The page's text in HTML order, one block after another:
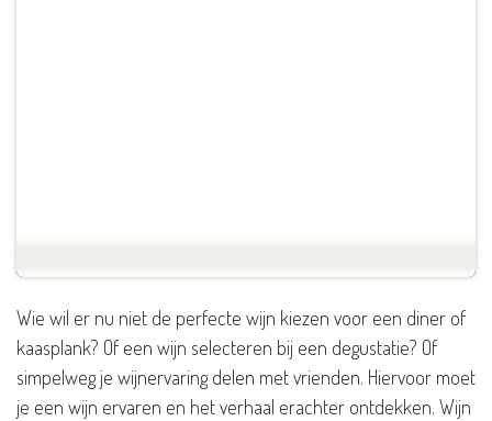
Wie wil er nu niet de perfecte wijn kiezen voor een diner of
kaasplank? Of een wijn selecteren bij een degustatie? Of
simpelweg je wijnervaring delen met vrienden. Hiervoor moet
je een wijn ervaren en het verhaal erachter ontdekken. Wijn